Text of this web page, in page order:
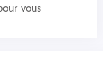
vous